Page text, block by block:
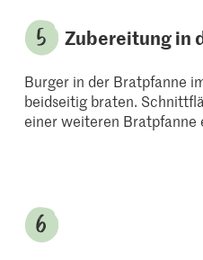
Zubereitung in
Burger in der Bratpfanne
beidseitig braten.
einer weiteren Bratpfanne